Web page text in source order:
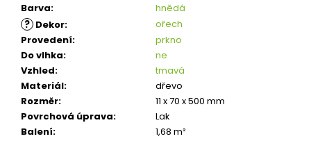
Barva: hnědá
? Dekor:
ořech
Provedení:
prkno
Do vlhka:
ne
Vzhled:
tmavá
Materiál:
dřevo
Rozměr:
11 x 70 x 500 mm
Povrchová úprava:
Lak
Balení: 1,68 m²